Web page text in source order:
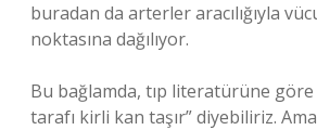
buradan da arterler aracılığıyla
noktasına dağılıyor.
Bu bağlamda, tıp literatürüne göre
tarafı kirli kan taşır” diyebiliriz.